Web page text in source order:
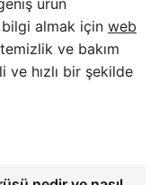
ürün
almak için web
ve bakım
ve hızlı bir şekilde